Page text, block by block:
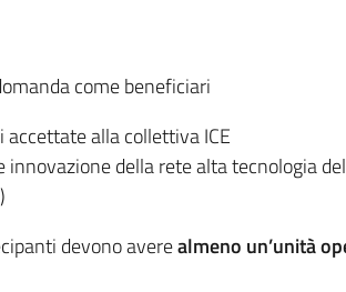
come beneficiari
accettate alla collettiva ICE
innovazione della rete alta tecnologia
devono averealmeno un’unità